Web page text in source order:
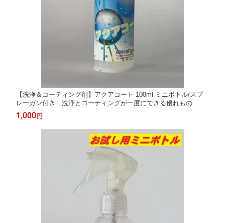
【洗浄＆コーティング剤】アクアコート 100ml ミニボトル/スプ
レーガン付き 洗浄とコーティングが一度にできる優れもの
1,000 円